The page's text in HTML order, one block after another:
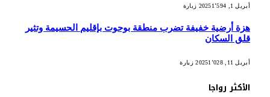
أبريل 1, 2025 1٬594 زيارة
هزة أرضية خفيفة تضرب منطقة بوحوت بإقليم الحسيمة وتثير
قلق السكان
أبريل 11, 2025 1٬028 زيارة
الأكثر رواجا